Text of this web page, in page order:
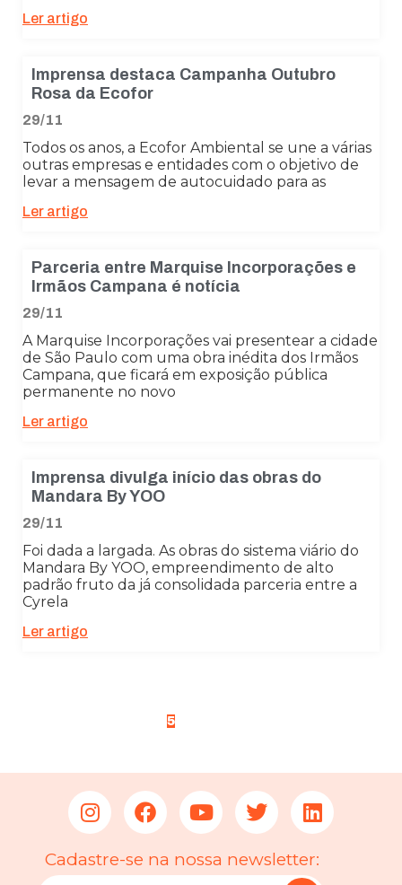
Ler artigo
Imprensa destaca Campanha Outubro
Rosa da Ecofor
29/11
Todos os anos, a Ecofor Ambiental se une a várias
outras empresas e entidades com o objetivo de
levar a mensagem de autocuidado para as
Ler artigo
Parceria entre Marquise Incorporações e
Irmãos Campana é notícia
29/11
A Marquise Incorporações vai presentear a cidade
de São Paulo com uma obra inédita dos Irmãos
Campana, que ficará em exposição pública
permanente no novo
Ler artigo
Imprensa divulga início das obras do
Mandara By YOO
29/11
Foi dada a largada. As obras do sistema viário do
Mandara By YOO, empreendimento de alto
padrão fruto da já consolidada parceria entre a
Cyrela
Ler artigo
5
Cadastre-se na nossa newsletter: